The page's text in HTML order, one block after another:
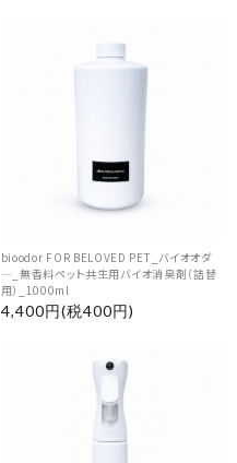
bioodor FOR BELOVED PET_バイオオダ
―_無香料ペット共生用バイオ消臭剤（詰替
用）_1000ml
4,400円(税400円)